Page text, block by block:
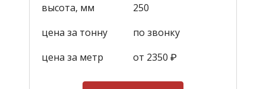
высота, мм
250
цена за тонну
по звонку
цена за метр
от 2350 ₽